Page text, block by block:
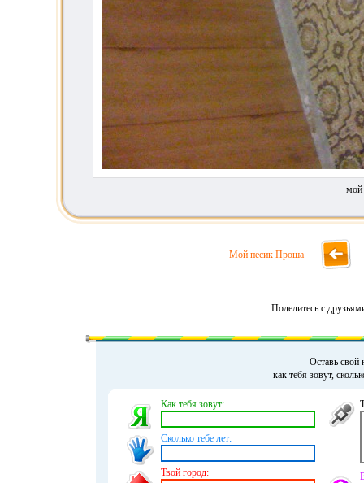
мой
Мой песик Проша
Поделитесь с
Оставь свой
как тебя зовут,
Как тебя зовут:
Сколько тебе лет:
Твой город: